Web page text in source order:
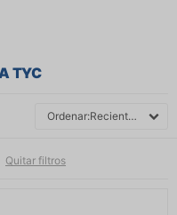
TYC
Recientes
Quitar filtros